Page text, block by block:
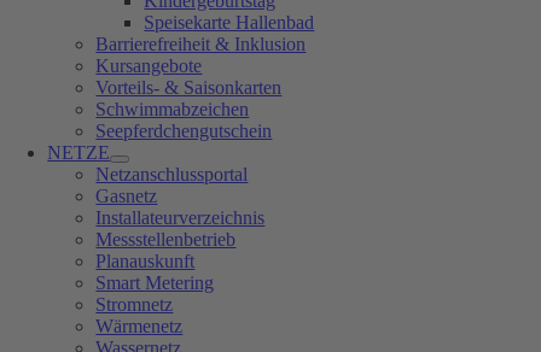
Speisekarte Hallenbad
Barrierefreiheit & Inklusion
Kursangebote
Vorteils- & Saisonkarten
Schwimmabzeichen
Seepferdchengutschein
NETZE
Netzanschlussportal
Gasnetz
Installateurverzeichnis
Messstellenbetrieb
Planauskunft
Smart Metering
Stromnetz
Wärmenetz
Wassernetz